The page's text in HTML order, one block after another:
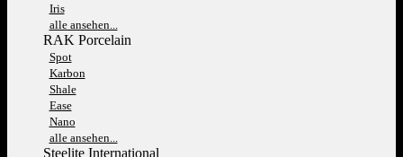
Iris
alle ansehen...
RAK Porcelain
Spot
Karbon
Shale
Ease
Nano
alle ansehen...
Steelite International